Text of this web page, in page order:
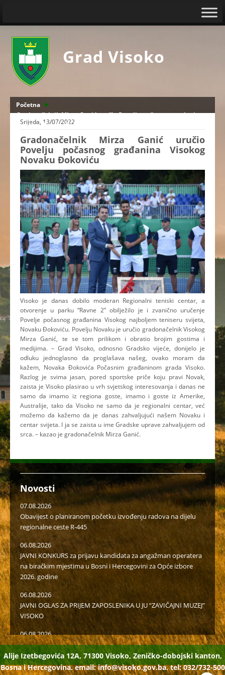
Grad Visoko
Početna
Gradonačelnik Mirza Ganić uručio Povelju počasnog građanina
Visokog Novaku Đokoviću
Srijeda, 13/07/2022
Gradonačelnik Mirza Ganić uručio
Povelju počasnog građanina Visokog
Novaku Đokoviću
Visoko je danas dobilo moderan Regionalni teniski centar, a
otvorenje u parku “Ravne 2” obilježilo je i zvanično uručenje
Povelje počasnog građanina Visokog najboljem teniseru svijeta,
Novaku Đokoviću. Povelju Novaku je uručio gradonačelnik Visokog
Mirza Ganić, te se tom prilikom i obratio brojim gostima i
medijima. – Grad Visoko, odnosno Gradsko vijeće, donijelo je
odluku jednoglasno da proglašava našeg, ovako moram da
kažem, Novaka Đokovića Počasnim građaninom grada Visoko.
Razlog je svima jasan, pored sportske priče koju pravi Novak,
zaista je Visoko plasirao u vrh svjetskog interesovanja i danas ne
samo da imamo iz regiona goste, imamo i goste iz Amerike,
Australije, tako da Visoko ne samo da je regionalni centar, već
možemo da kažemo da je danas zahvaljujući našem Novaku i
centar svijeta. I ja se zaista u ime Gradske uprave zahvaljujem od
srca. – kazao je gradonačelnik Mirza Ganić.
Novosti
07.08.2026
Obavijest o planiranom početku izvođenju radova na dijelu
regionalne ceste R-445
06.08.2026
JAVNI KONKURS za prijavu kandidata za angažman operatera
na biračkim mjestima u Bosni i Hercegovini za Opće izbore
2026. godine
06.08.2026
JAVNI OGLAS ZA PRIJEM ZAPOSLENIKA U JU “ZAVIČAJNI MUZEJ”
VISOKO
06.08.2026
Javni poziv za popunu rezervne liste radi učešća u radu u
birački odborima na općim izborima 2026. godine
05.08.2026
Alije Izetbegovića 12A, 71300 Visoko, Zeničko-dobojski kanton,
Bosna i Hercegovina. email:info@visoko.gov.ba.tel: 032/732-500